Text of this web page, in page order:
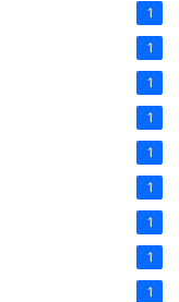
1
1
1
1
1
1
1
1
1